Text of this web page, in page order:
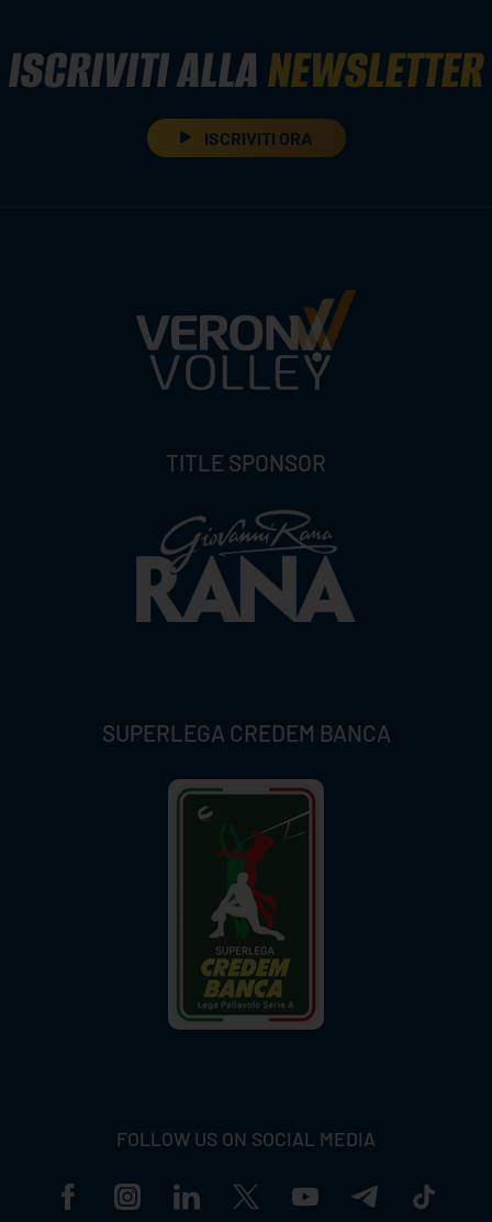
ISCRIVITI ALLANEWSLETTER
ISCRIVITI ORA
TITLE SPONSOR
SUPERLEGA CREDEM BANCA
FOLLOW US ON SOCIAL MEDIA